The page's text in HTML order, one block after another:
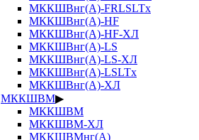
МККШВнг(А)-FRLSLTx
МККШВнг(А)-HF
МККШВнг(А)-HF-ХЛ
МККШВнг(А)-LS
МККШВнг(А)-LS-ХЛ
МККШВнг(А)-LSLTx
МККШВнг(А)-ХЛ
МККШВМ▶
МККШВМ
МККШВМ-ХЛ
МККШВМнг(А)